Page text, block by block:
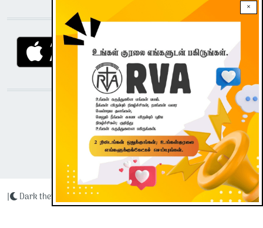
×
DOWNLOAD RVA APP
STAY CONNECTED WITH US!
Radio Veritas Asia © 2023
| Dark theme